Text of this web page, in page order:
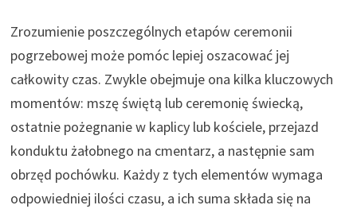
Zrozumienie poszczególnych etapów ceremonii
pogrzebowej może pomóc lepiej oszacować jej
całkowity czas. Zwykle obejmuje ona kilka kluczowych
momentów: mszę świętą lub ceremonię świecką,
ostatnie pożegnanie w kaplicy lub kościele, przejazd
konduktu żałobnego na cmentarz, a następnie sam
obrzęd pochówku. Każdy z tych elementów wymaga
odpowiedniej ilości czasu, a ich suma składa się na